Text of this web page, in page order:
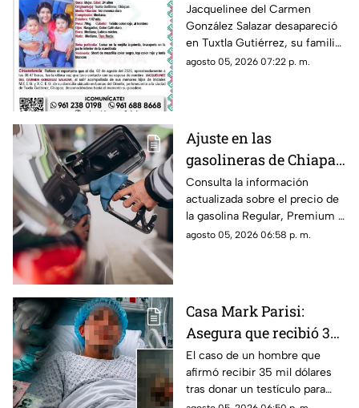
en Tuxtla Gutiérrez ¡Su
esposo levantó una
ficha de busqueda!
Jacquelinee del Carmen
González Salazar desapareció
en Tuxtla Gutiérrez, su familia
lo busca, por lo que han
agosto 05, 2026 07:22 p. m.
Ajuste en las
gasolineras de Chiapas:
Precio de la Magna,
Premium y Diésel este
jueves 6 de agosto
Consulta la información
actualizada sobre el precio de
la gasolina Regular, Premium y
Diésel en las estaciones de
agosto 05, 2026 06:58 p. m.
Casa Mark Parisi:
Asegura que recibió 35
mil dólares por donar
un t3stícul0
El caso de un hombre que
afirmó recibir 35 mil dólares
tras donar un testículo para